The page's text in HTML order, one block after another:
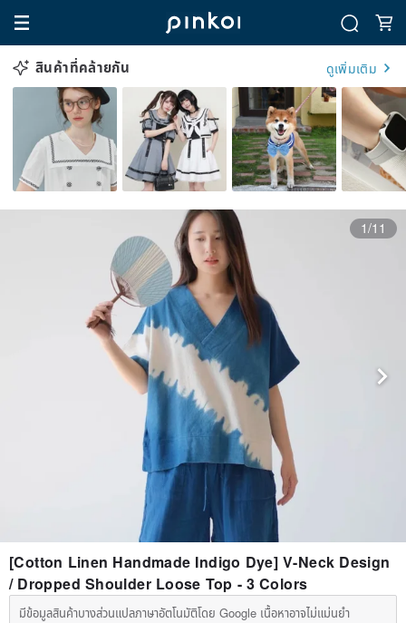
สินค้าที่คล้ายกัน ดูเพิ่มเติม
1/11
[Cotton Linen Handmade Indigo Dye] V-Neck Design
/ Dropped Shoulder Loose Top - 3 Colors
มีข้อมูลสินค้าบางส่วนแปลภาษาอัตโนมัติโดย Google เนื้อหาอาจไม่แม่นยำ